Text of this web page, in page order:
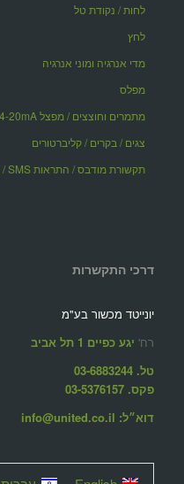
לחות / נקודת טל
לחץ
מדי אנרגיה ומוני אנרגיה
מפלס
מתמרים וחוצצים / מפצל 4-20mA
צגים / בקרים / קליברטורים
תקשורת מודבס / התראות SMS / מתאמי תקשורת אלחוטי ורשת
דרכי התקשרות
יונייטד מכשור בע"מ
רח' יגע כפיים 1 תל אביב
טל. 03-6883244
פקס. 03-5376157
דוא״ל: info@united.co.il